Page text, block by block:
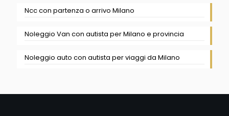
Ncc con partenza o arrivo Milano
Noleggio Van con autista per Milano e provincia
Noleggio auto con autista per viaggi da Milano